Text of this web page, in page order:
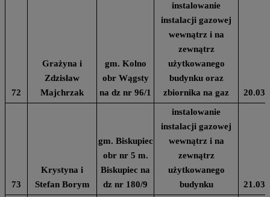
72
Grażyna i
Zdzisław
Majchrzak
gm. Kolno
obr Wągsty
na dz nr 96/1
instalowanie
instalacji gazowej
wewnątrz i na
zewnątrz
użytkowanego
budynku oraz
zbiornika na gaz
73
Krystyna i
Stefan Borym
gm. Biskupiec
obr nr 5 m.
Biskupiec na
dz nr 180/9
instalowanie
instalacji gazowej
wewnątrz i na
zewnątrz
użytkowanego
budynku